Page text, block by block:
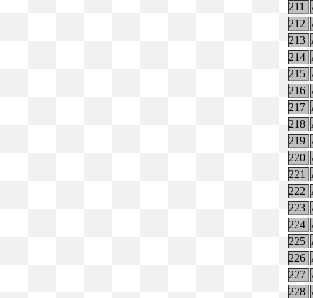
211
212
213
214
215
216
217
218
219
220
221
222
223
224
225
226
227
228